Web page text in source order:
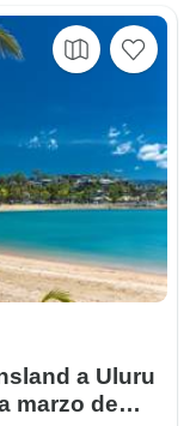
a Uluru
marzo de